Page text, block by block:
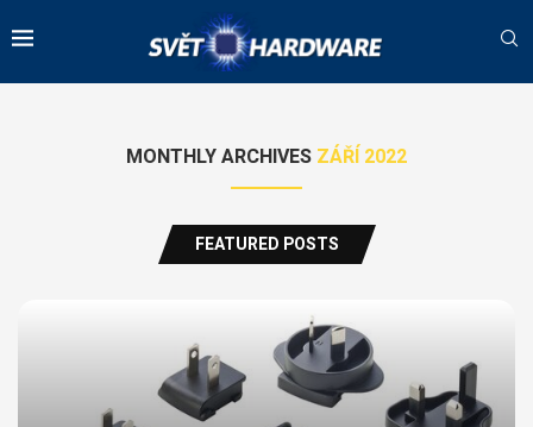
MONTHLY ARCHIVES ZÁŘÍ 2022
FEATURED POSTS